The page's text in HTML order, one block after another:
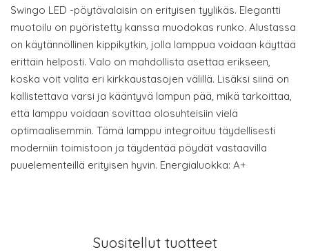
Swingo LED -pöytävalaisin on erityisen tyylikäs. Elegantti
muotoilu on pyöristetty kanssa muodokas runko. Alustassa
on käytännöllinen kippikytkin, jolla lamppua voidaan käyttää
erittäin helposti. Valo on mahdollista asettaa erikseen,
koska voit valita eri kirkkaustasojen välillä. Lisäksi siinä on
kallistettava varsi ja kääntyvä lampun pää, mikä tarkoittaa,
että lamppu voidaan sovittaa olosuhteisiin vielä
optimaalisemmin. Tämä lamppu integroituu täydellisesti
moderniin toimistoon ja täydentää pöydät vastaavilla
puuelementeillä erityisen hyvin. Energialuokka: A+
Suositellut tuotteet